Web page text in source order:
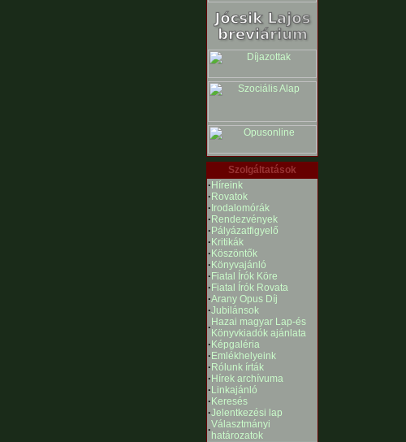
Szolgáltatások
· Híreink
· Rovatok
· Irodalomórák
· Rendezvények
· Pályázatfigyelő
· Kritikák
· Köszöntők
· Könyvajánló
· Fiatal Írók Köre
· Fiatal Írók Rovata
·Arany Opus Díj
·Jubilánsok
· Hazai magyar Lap-és
Könyvkiadók ajánlata
· Képgaléria
· Emlékhelyeink
· Rólunk írták
· Hírek archívuma
· Linkajánló
· Keresés
·Jelentkezési lap
·Választmányi
határozatok